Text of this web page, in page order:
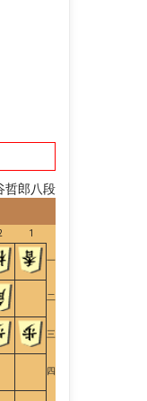
哲郎八段
1
一
二
三
四